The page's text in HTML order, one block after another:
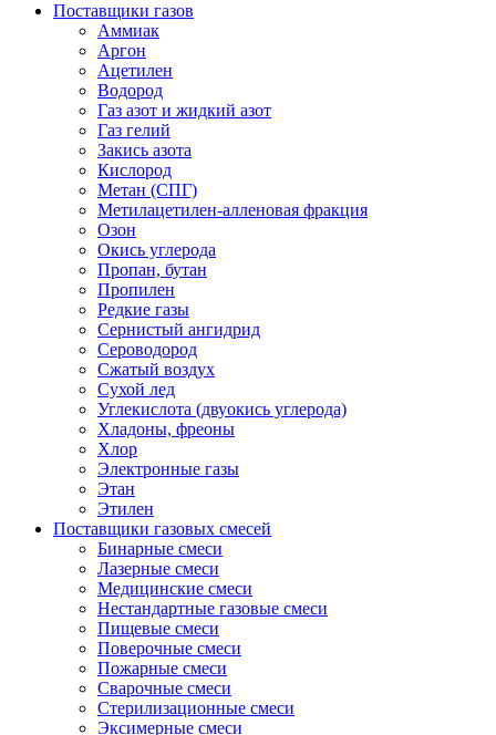
Поставщики газов
Аммиак
Аргон
Ацетилен
Водород
Газ азот и жидкий азот
Газ гелий
Закись азота
Кислород
Метан (СПГ)
Метилацетилен-алленовая фракция
Озон
Окись углерода
Пропан, бутан
Пропилен
Редкие газы
Сернистый ангидрид
Сероводород
Сжатый воздух
Сухой лед
Углекислота (двуокись углерода)
Хладоны, фреоны
Хлор
Электронные газы
Этан
Этилен
Поставщики газовых смесей
Бинарные смеси
Лазерные смеси
Медицинские смеси
Нестандартные газовые смеси
Пищевые смеси
Поверочные смеси
Пожарные смеси
Сварочные смеси
Стерилизационные смеси
Эксимерные смеси